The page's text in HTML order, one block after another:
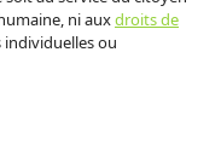
ni auxdroits de
individuelles ou